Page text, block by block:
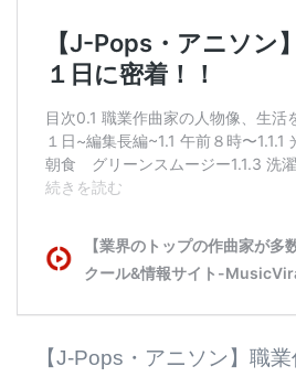
【J-Pops・アニソン】職